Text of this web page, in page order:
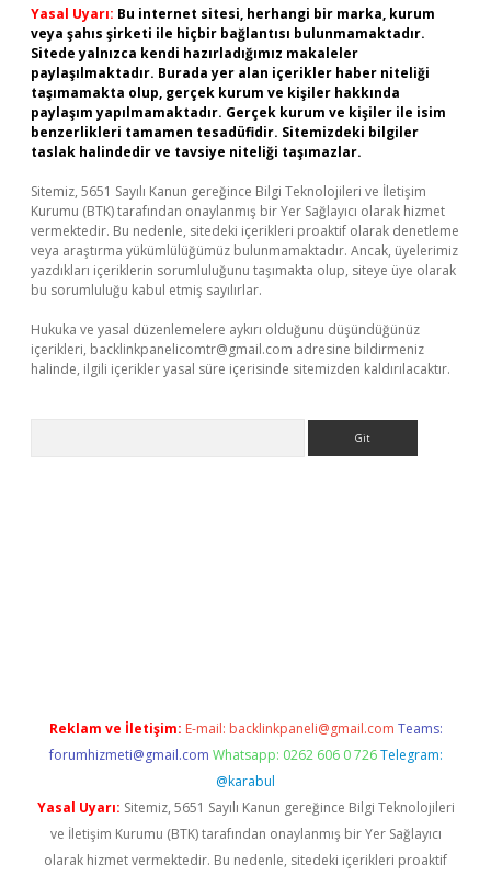
Yasal Uyarı: Bu internet sitesi, herhangi bir marka, kurum
veya şahıs şirketi ile hiçbir bağlantısı bulunmamaktadır.
Sitede yalnızca kendi hazırladığımız makaleler
paylaşılmaktadır. Burada yer alan içerikler haber niteliği
taşımamakta olup, gerçek kurum ve kişiler hakkında
paylaşım yapılmamaktadır. Gerçek kurum ve kişiler ile isim
benzerlikleri tamamen tesadüfidir. Sitemizdeki bilgiler
taslak halindedir ve tavsiye niteliği taşımazlar.
Sitemiz, 5651 Sayılı Kanun gereğince Bilgi Teknolojileri ve İletişim
Kurumu (BTK) tarafından onaylanmış bir Yer Sağlayıcı olarak hizmet
vermektedir. Bu nedenle, sitedeki içerikleri proaktif olarak denetleme
veya araştırma yükümlülüğümüz bulunmamaktadır. Ancak, üyelerimiz
yazdıkları içeriklerin sorumluluğunu taşımakta olup, siteye üye olarak
bu sorumluluğu kabul etmiş sayılırlar.
Hukuka ve yasal düzenlemelere aykırı olduğunu düşündüğünüz
içerikleri, backlinkpanelicomtr@gmail.com adresine bildirmeniz
halinde, ilgili içerikler yasal süre içerisinde sitemizden kaldırılacaktır.
Reklam ve İletişim: E-mail: backlinkpaneli@gmail.com Teams:
forumhizmeti@gmail.com Whatsapp: 0262 606 0 726 Telegram:
@karabul
Yasal Uyarı: Sitemiz, 5651 Sayılı Kanun gereğince Bilgi Teknolojileri
ve İletişim Kurumu (BTK) tarafından onaylanmış bir Yer Sağlayıcı
olarak hizmet vermektedir. Bu nedenle, sitedeki içerikleri proaktif